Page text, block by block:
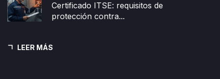
Certificado ITSE: requisitos de
protección contra...
LEER MÁS